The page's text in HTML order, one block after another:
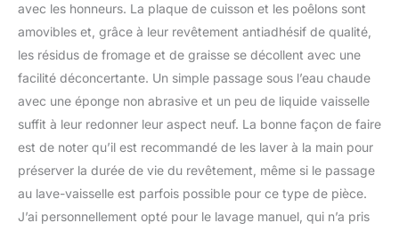
avec les honneurs. La plaque de cuisson et les poêlons sont
amovibles et, grâce à leur revêtement antiadhésif de qualité,
les résidus de fromage et de graisse se décollent avec une
facilité déconcertante. Un simple passage sous l’eau chaude
avec une éponge non abrasive et un peu de liquide vaisselle
suffit à leur redonner leur aspect neuf. La bonne façon de faire
est de noter qu’il est recommandé de les laver à la main pour
préserver la durée de vie du revêtement, même si le passage
au lave-vaisselle est parfois possible pour ce type de pièce.
J’ai personnellement opté pour le lavage manuel, qui n’a pris